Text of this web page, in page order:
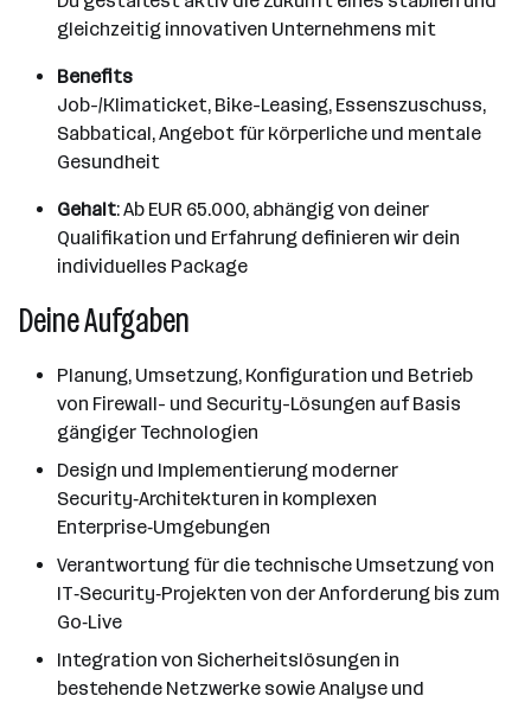
gleichzeitig innovativen Unternehmens mit
Benefits
Job-/Klimaticket, Bike-Leasing, Essenszuschuss,
Sabbatical, Angebot für körperliche und mentale
Gesundheit
Gehalt: Ab EUR 65.000, abhängig von deiner
Qualifikation und Erfahrung definieren wir dein
individuelles Package
Deine Aufgaben
Planung, Umsetzung, Konfiguration und Betrieb
von Firewall- und Security-Lösungen auf Basis
gängiger Technologien
Design und Implementierung moderner
Security‑Architekturen in komplexen
Enterprise‑Umgebungen
Verantwortung für die technische Umsetzung von
IT‑Security‑Projekten von der Anforderung bis zum
Go‑Live
Integration von Sicherheitslösungen in
bestehende Netzwerke sowie Analyse und